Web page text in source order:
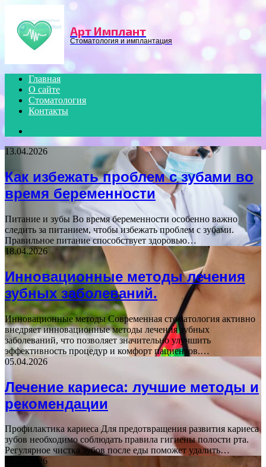
Арт Имплант
Стоматология и имплантация
Главная
О сайте
Стоматология
Контакты
13.04.2026
Как избежать проблем с зубами во
время беременности
Питание и зубы Во время беременности особенно важно
следить за питанием, чтобы избежать проблем с зубами.
Правильное питание способствует здоровью…
18.04.2026
Инновационные методы лечения
зубных заболеваний.
Инновационные методы Современная стоматология активно
внедряет инновационные методы лечения зубных
заболеваний, что позволяет значительно улучшить
эффективность процедур и комфорт пациентов.…
05.04.2026
Лечение кариеса: лучшие методы и
рекомендации
Профилактика кариеса Для предотвращения развития кариеса
зубов необходимо соблюдать правила гигиены полости рта.
Регулярное чистка зубов после еды поможет удалить…
20.02.2026